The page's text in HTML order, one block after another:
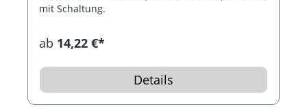
mit Schaltung.
ab 14,22 €*
Details